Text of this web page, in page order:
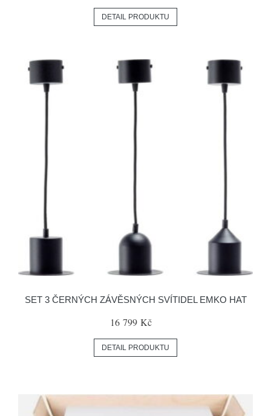
DETAIL PRODUKTU
SET 3 ČERNÝCH ZÁVĚSNÝCH SVÍTIDEL EMKO HAT
16 799 Kč
DETAIL PRODUKTU